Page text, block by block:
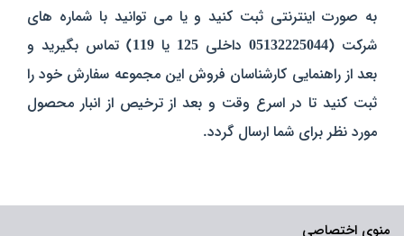
به صورت اینترنتی ثبت کنید و یا می توانید با شماره های
شرکت (05132225044 داخلی 125 یا 119) تماس بگیرید و
بعد از راهنمایی کارشناسان فروش این مجموعه سفارش خود را
ثبت کنید تا در اسرع وقت و بعد از ترخیص از انبار محصول
مورد نظر برای شما ارسال گردد.
منوی اختصاصی